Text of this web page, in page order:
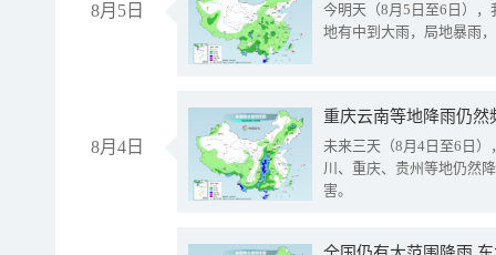
8月5日
今明天（8月5日至6日）
地有中到大雨，局地暴雨
8月4日
重庆云南等地降雨仍然
未来三天（8月4日至6日
川、重庆、贵州等地仍然
害。